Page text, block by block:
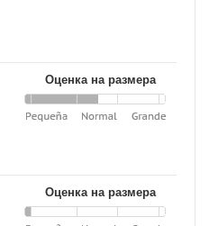
Оценка на размера
Оценка на размера